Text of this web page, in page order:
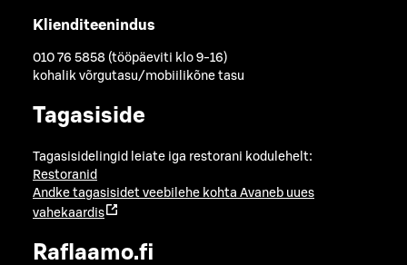
Klienditeenindus
010 76 5858 (tööpäeviti klo 9-16)
kohalik võrgutasu/mobiilikõne tasu
Tagasiside
Tagasisidelingid leiate iga restorani kodulehelt:
Restoranid
Andke tagasisidet veebilehe kohta Avaneb uues
vahekaardis
Raflaamo.fi